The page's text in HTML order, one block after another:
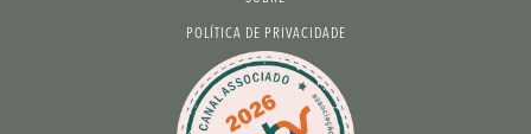
POLÍTICA DE PRIVACIDADE